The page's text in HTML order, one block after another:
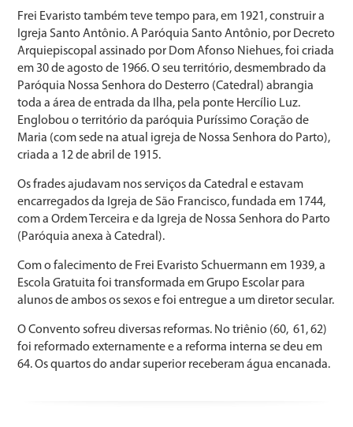
Frei Evaristo também teve tempo para, em 1921, construir a
Igreja Santo Antônio. A Paróquia Santo Antônio, por Decreto
Arquiepiscopal assinado por Dom Afonso Niehues, foi criada
em 30 de agosto de 1966. O seu território, desmembrado da
Paróquia Nossa Senhora do Desterro (Catedral) abrangia
toda a área de entrada da Ilha, pela ponte Hercílio Luz.
Englobou o território da paróquia Puríssimo Coração de
Maria (com sede na atual igreja de Nossa Senhora do Parto),
criada a 12 de abril de 1915.
Os frades ajudavam nos serviços da Catedral e estavam
encarregados da Igreja de São Francisco, fundada em 1744,
com a Ordem Terceira e da Igreja de Nossa Senhora do Parto
(Paróquia anexa à Catedral).
Com o falecimento de Frei Evaristo Schuermann em 1939, a
Escola Gratuita foi transformada em Grupo Escolar para
alunos de ambos os sexos e foi entregue a um diretor secular.
O Convento sofreu diversas reformas. No triênio (60, 61, 62)
foi reformado externamente e a reforma interna se deu em
64. Os quartos do andar superior receberam água encanada.